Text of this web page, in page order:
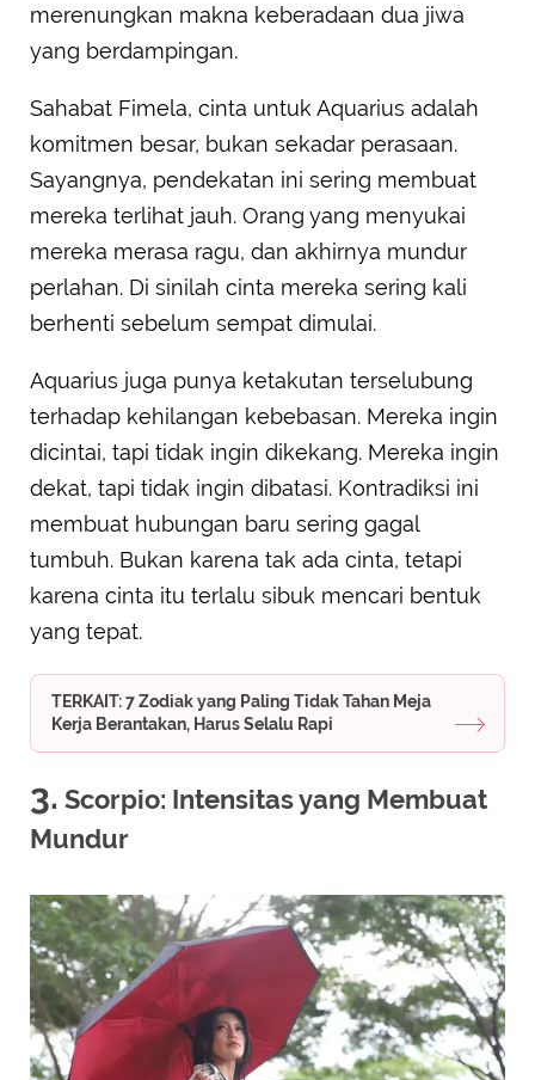
merenungkan makna keberadaan dua jiwa
yang berdampingan.
Sahabat Fimela, cinta untuk Aquarius adalah
komitmen besar, bukan sekadar perasaan.
Sayangnya, pendekatan ini sering membuat
mereka terlihat jauh. Orang yang menyukai
mereka merasa ragu, dan akhirnya mundur
perlahan. Di sinilah cinta mereka sering kali
berhenti sebelum sempat dimulai.
Aquarius juga punya ketakutan terselubung
terhadap kehilangan kebebasan. Mereka ingin
dicintai, tapi tidak ingin dikekang. Mereka ingin
dekat, tapi tidak ingin dibatasi. Kontradiksi ini
membuat hubungan baru sering gagal
tumbuh. Bukan karena tak ada cinta, tetapi
karena cinta itu terlalu sibuk mencari bentuk
yang tepat.
TERKAIT: 7 Zodiak yang Paling Tidak Tahan Meja
Kerja Berantakan, Harus Selalu Rapi
3. Scorpio: Intensitas yang Membuat
Mundur